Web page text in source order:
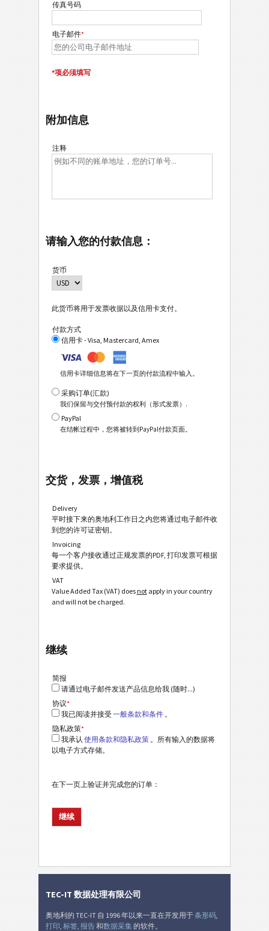
传真号码
电子邮件*
*项必须填写
附加信息
注释
请输入您的付款信息：
货币
此货币将用于发票收据以及信用卡支付。
付款方式
信用卡 - Visa, Mastercard, Amex
信用卡详细信息将在下一页的付款流程中输入。
采购订单(汇款)
我们保留与交付预付款的权利（形式发票）.
PayPal
在结帐过程中，您将被转到PayPal付款页面。
交货，发票，增值税
Delivery
平时接下来的奥地利工作日之内您将通过电子邮件收
到您的许可证密钥。
Invoicing
每一个客户接收通过正规发票的PDF, 打印发票可根据
要求提供。
VAT
Value Added Tax (VAT) does notapply in your country
and will not be charged.
继续
简报
请通过电子邮件发送产品信息给我 (随时...)
协议*
我已阅读并接受一般条款和条件 。
隐私政策*
我承认使用条款和隐私政策 。所有输入的数据将
以电子方式存储。
在下一页上验证并完成您的订单：
TEC-IT 数据处理有限公司
奥地利的 TEC-IT 自 1996 年以来一直在开发用于条形码
打印 标签 报告和数据采集的软件。